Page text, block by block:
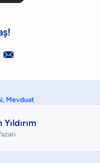

, Mevduat